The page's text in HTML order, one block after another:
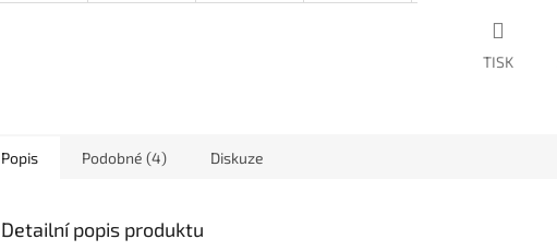
TISK
Popis Podobné (4) Diskuze
Detailní popis produktu